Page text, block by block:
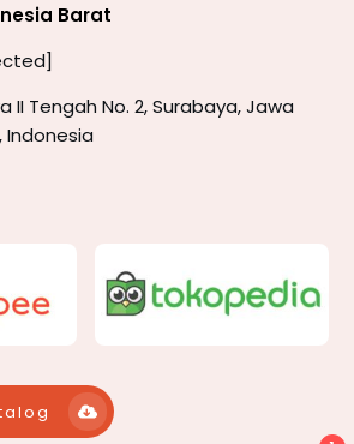
Barat
II Tengah No. 2, Surabaya, Jawa
Indonesia